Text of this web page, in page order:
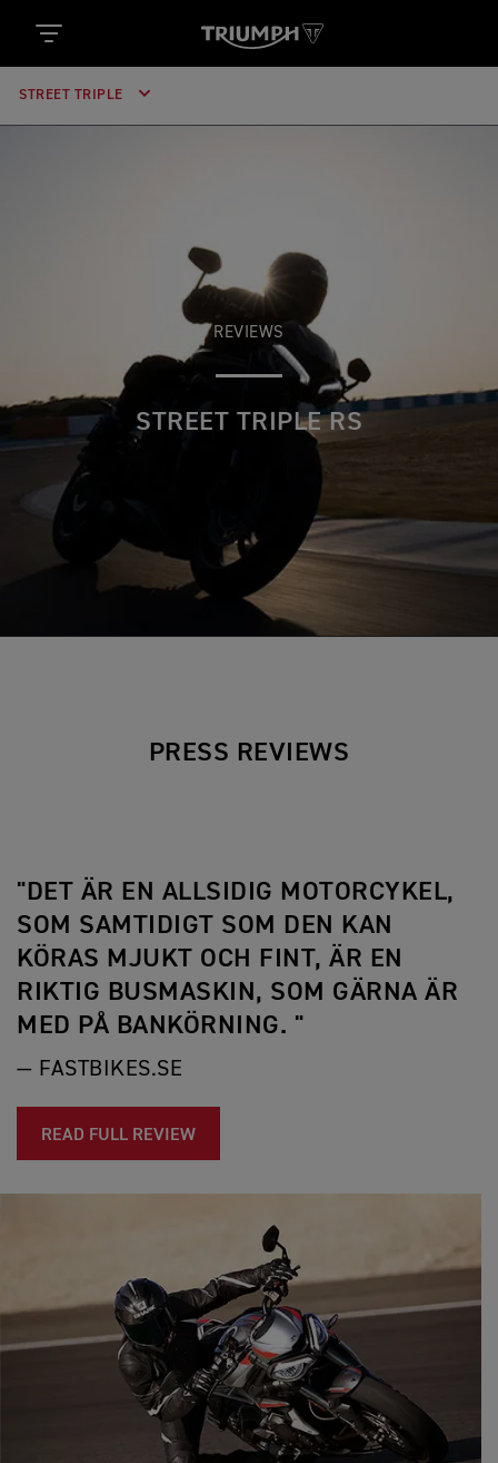
STREET TRIPLE
REVIEWS
STREET TRIPLE RS
PRESS REVIEWS
"DET ÄR EN ALLSIDIG MOTORCYKEL,
SOM SAMTIDIGT SOM DEN KAN
KÖRAS MJUKT OCH FINT, ÄR EN
RIKTIG BUSMASKIN, SOM GÄRNA ÄR
MED PÅ BANKÖRNING. "
— FASTBIKES.SE
READ FULL REVIEW